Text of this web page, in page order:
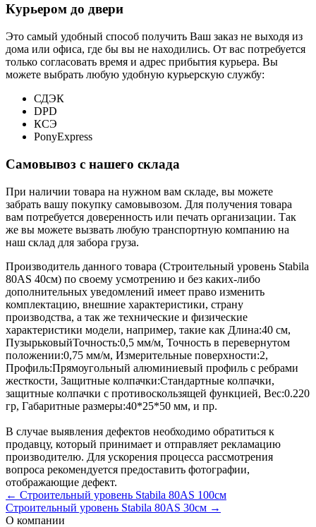
Курьером до двери
Это самый удобный способ получить Ваш заказ не выходя из
дома или офиса, где бы вы не находились. От вас потребуется
только согласовать время и адрес прибытия курьера. Вы
можете выбрать любую удобную курьерскую службу:
СДЭК
DPD
КСЭ
PonyExpress
Самовывоз с нашего склада
При наличии товара на нужном вам складе, вы можете
забрать вашу покупку самовывозом. Для получения товара
вам потребуется доверенность или печать организации. Так
же вы можете вызвать любую транспортную компанию на
наш склад для забора груза.
Производитель данного товара (Строительный уровень Stabila
80АS 40см) по своему усмотрению и без каких-либо
дополнительных уведомлений имеет право изменить
комплектацию, внешние характеристики, страну
производства, а так же технические и физические
характеристики модели, например, такие как Длина:40 см,
ПузырьковыйТочность:0,5 мм/м, Точность в перевернутом
положении:0,75 мм/м, Измерительные поверхности:2,
Профиль:Прямоугольный алюминиевый профиль с ребрами
жесткости, Защитные колпачки:Стандартные колпачки,
защитные колпачки с противоскользящей функцией, Вес:0.220
гр, Габаритные размеры:40*25*50 мм, и пр.
В случае выявления дефектов необходимо обратиться к
продавцу, который принимает и отправляет рекламацию
производителю. Для ускорения процесса рассмотрения
вопроса рекомендуется предоставить фотографии,
отображающие дефект.
← Строительный уровень Stabila 80АS 100см
Строительный уровень Stabila 80АS 30см →
О компании